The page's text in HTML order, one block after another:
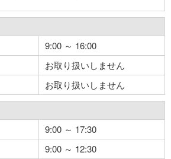
9:00 ～ 16:00
お取り扱いしません
お取り扱いしません
9:00 ～ 17:30
9:00 ～ 12:30